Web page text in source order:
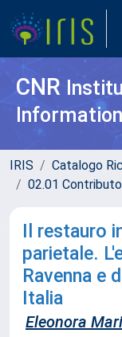
CNR
IRIS Catalogo
02.01
Il restauro
parietale.
Ravenna e
Italia
Eleonora